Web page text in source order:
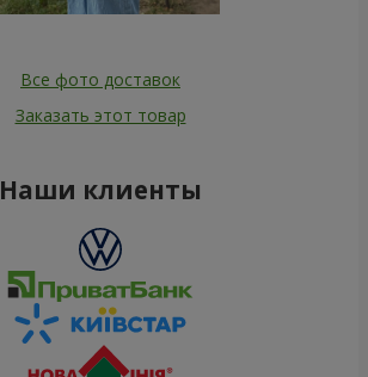
Все фото доставок
Заказать этот товар
Наши клиенты